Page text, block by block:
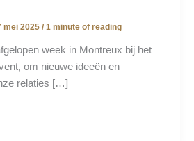
mei 2025 / 1 minute of reading
week in Montreux bij het
om nieuwe ideeën en
relaties […]